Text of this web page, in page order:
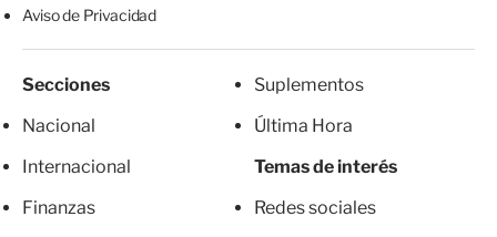
Aviso de Privacidad
Secciones
Nacional
Internacional
Finanzas
Suplementos
Última Hora
Temas de interés
Redes sociales